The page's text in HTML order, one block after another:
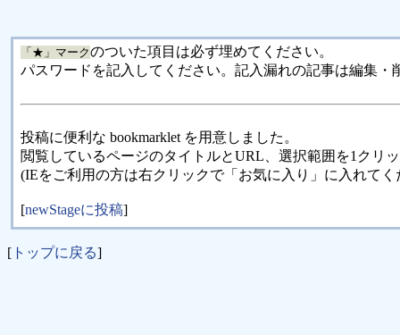
「★」マークのついた項目は必ず埋めてください。
パスワードを記入してください。記入漏れの記事は編集・
投稿に便利な bookmarklet を用意しました。
閲覧しているページのタイトルとURL、選択範囲を1クリ
(IEをご利用の方は右クリックで「お気に入り」に入れてく
[newStageに投稿]
[ トップに戻る]